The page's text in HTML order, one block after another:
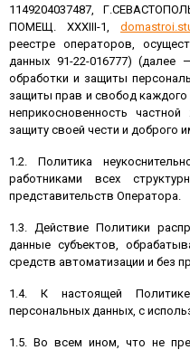
1149204037487,
ПОМЕЩ. XXXIII-1,
реестре операторов,
данных 91-22-016777) (далее
обработки и защиты
защиты прав и свобод каждого
неприкосновенность
защиту своей чести и доброго
1.2. Политика
работниками всех
представительств Оператора.
1.3. Действие Политики
данные субъектов,
средств автоматизации и без
1.4. К настоящей
персональных данных, с
1.5. Во всем ином, что не